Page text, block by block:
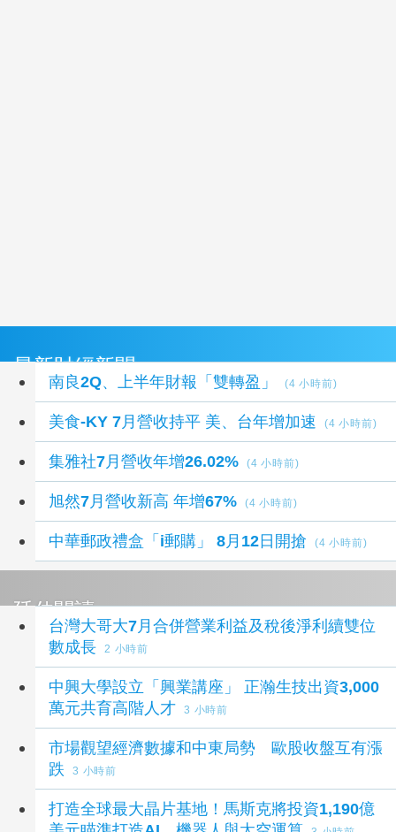
最新財經新聞
南良2Q、上半年財報「雙轉盈」 (4 小時前)
美食-KY 7月營收持平 美、台年增加速 (4 小時前)
集雅社7月營收年增26.02% (4 小時前)
旭然7月營收新高 年增67% (4 小時前)
中華郵政禮盒「i郵購」 8月12日開搶 (4 小時前)
延伸閱讀
台灣大哥大7月合併營業利益及稅後淨利續雙位
數成長
2 小時前
中興大學設立「興業講座」 正瀚生技出資3,000
萬元共育高階人才
3 小時前
市場觀望經濟數據和中東局勢 歐股收盤互有漲
跌
3 小時前
打造全球最大晶片基地！馬斯克將投資1,190億